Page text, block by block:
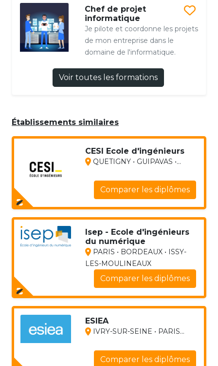
Chef de projet
informatique
Je pilote et coordonne les projets
de mon entreprise dans le
domaine de l'informatique.
Voir toutes les formations
Établissements similaires
CESI Ecole d'ingénieurs
QUETIGNY • GUIPAVAS •...
Comparer les diplômes
Isep - Ecole d'ingénieurs
du numérique
PARIS • BORDEAUX • ISSY-
LES-MOULINEAUX
Comparer les diplômes
ESIEA
IVRY-SUR-SEINE • PARIS...
Comparer les diplômes